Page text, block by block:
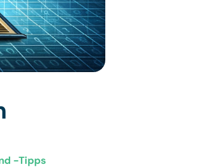
-Tipps